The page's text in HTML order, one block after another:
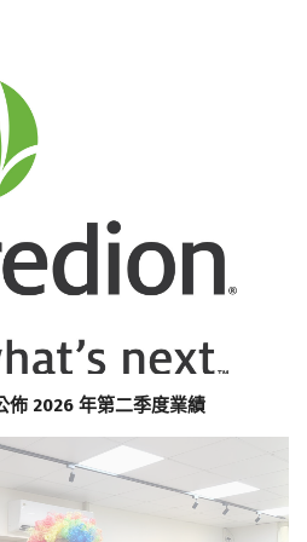
2026 年第二季度業績